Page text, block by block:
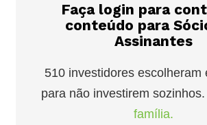
Faça login para
conteúdo para
Assinantes
510 investidores escolheram
para não investirem sozinhos.
família.